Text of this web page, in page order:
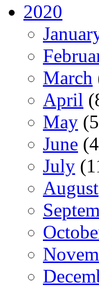
2020
March
April
May
June
July
August